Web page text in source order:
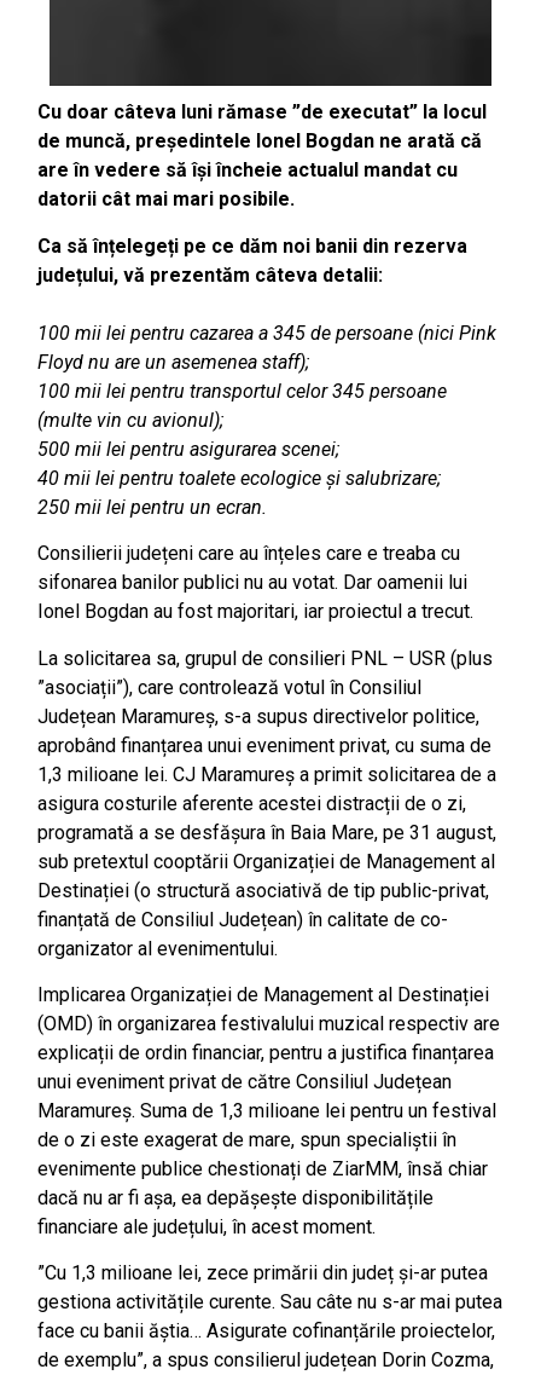
Cu doar câteva luni rămase ”de executat” la locul
de muncă, președintele Ionel Bogdan ne arată că
are în vedere să își încheie actualul mandat cu
datorii cât mai mari posibile.
Ca să înțelegeți pe ce dăm noi banii din rezerva
județului, vă prezentăm câteva detalii:
100 mii lei pentru cazarea a 345 de persoane (nici Pink
Floyd nu are un asemenea staff);
100 mii lei pentru transportul celor 345 persoane
(multe vin cu avionul);
500 mii lei pentru asigurarea scenei;
40 mii lei pentru toalete ecologice și salubrizare;
250 mii lei pentru un ecran.
Consilierii județeni care au înțeles care e treaba cu
sifonarea banilor publici nu au votat. Dar oamenii lui
Ionel Bogdan au fost majoritari, iar proiectul a trecut.
La solicitarea sa, grupul de consilieri PNL – USR (plus
”asociații”), care controlează votul în Consiliul
Județean Maramureș, s-a supus directivelor politice,
aprobând finanțarea unui eveniment privat, cu suma de
1,3 milioane lei. CJ Maramureș a primit solicitarea de a
asigura costurile aferente acestei distracții de o zi,
programată a se desfășura în Baia Mare, pe 31 august,
sub pretextul cooptării Organizației de Management al
Destinației (o structură asociativă de tip public-privat,
finanțată de Consiliul Județean) în calitate de co-
organizator al evenimentului.
Implicarea Organizației de Management al Destinației
(OMD) în organizarea festivalului muzical respectiv are
explicații de ordin financiar, pentru a justifica finanțarea
unui eveniment privat de către Consiliul Județean
Maramureș. Suma de 1,3 milioane lei pentru un festival
de o zi este exagerat de mare, spun specialiștii în
evenimente publice chestionați de ZiarMM, însă chiar
dacă nu ar fi așa, ea depășește disponibilitățile
financiare ale județului, în acest moment.
”Cu 1,3 milioane lei, zece primării din județ și-ar putea
gestiona activitățile curente. Sau câte nu s-ar mai putea
face cu banii ăștia… Asigurate cofinanțările proiectelor,
de exemplu”, a spus consilierul județean Dorin Cozma,